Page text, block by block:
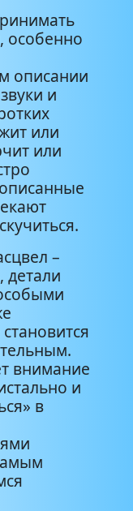
описании
и
или
или
–
детали
внимание
и
в